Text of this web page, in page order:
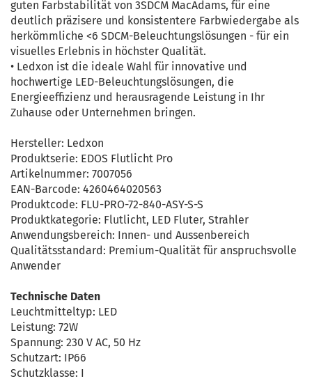
guten Farbstabilität von 3SDCM MacAdams, für eine
deutlich präzisere und konsistentere Farbwiedergabe als
herkömmliche <6 SDCM-Beleuchtungslösungen - für ein
visuelles Erlebnis in höchster Qualität.
• Ledxon ist die ideale Wahl für innovative und
hochwertige LED-Beleuchtungslösungen, die
Energieeffizienz und herausragende Leistung in Ihr
Zuhause oder Unternehmen bringen.
Hersteller: Ledxon
Produktserie: EDOS Flutlicht Pro
Artikelnummer: 7007056
EAN-Barcode: 4260464020563
Produktcode: FLU-PRO-72-840-ASY-S-S
Produktkategorie: Flutlicht, LED Fluter, Strahler
Anwendungsbereich: Innen- und Aussenbereich
Qualitätsstandard: Premium-Qualität für anspruchsvolle
Anwender
Technische Daten
Leuchtmitteltyp: LED
Leistung: 72W
Spannung: 230 V AC, 50 Hz
Schutzart: IP66
Schutzklasse: I